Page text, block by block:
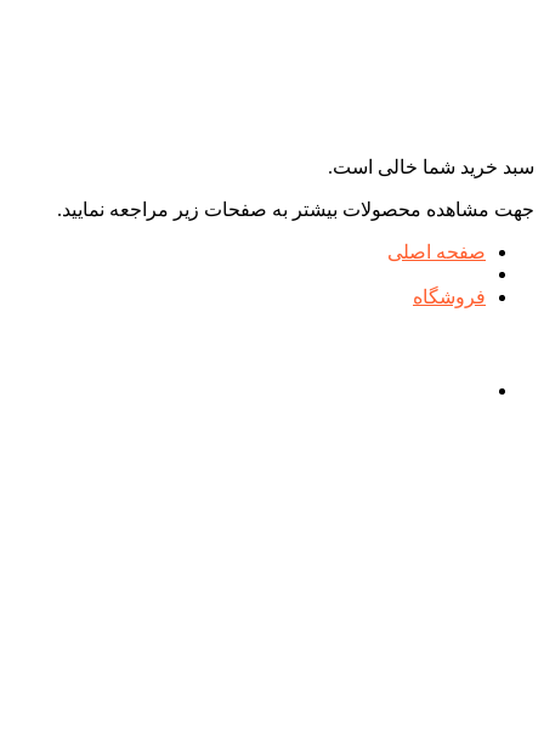
سبد خرید شما خالی است.
جهت مشاهده محصولات بیشتر به صفحات زیر مراجعه نمایید.
صفحه اصلی
فروشگاه